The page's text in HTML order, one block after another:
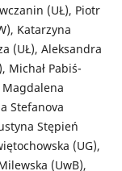
(UŁ), Piotr
Katarzyna
(UŁ), Aleksandra
Michał Pabiś-
Magdalena
Stefanova
Stępień
(UG),
(UwB),